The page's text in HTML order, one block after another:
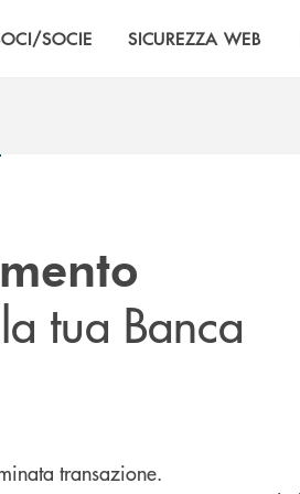
SOCIE SICUREZZA WEB
tua Banca
transazione.